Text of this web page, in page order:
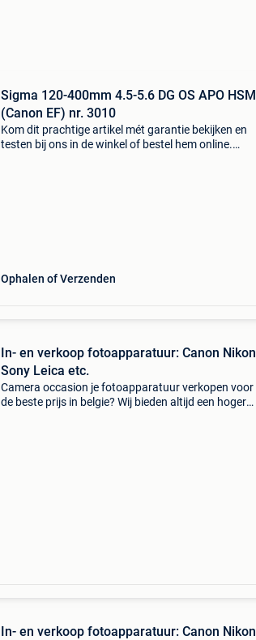
Sigma 120-400mm 4.5-5.6 DG OS APO HSM
(Canon EF) nr. 3010
Kom dit prachtige artikel mét garantie bekijken en
testen bij ons in de winkel of bestel hem online.
Ophalen of Verzenden
In- en verkoop fotoapparatuur: Canon Nikon
Sony Leica etc.
Camera occasion je fotoapparatuur verkopen voor
de beste prijs in belgie? Wij bieden altijd een hogere
In- en verkoop fotoapparatuur: Canon Nikon